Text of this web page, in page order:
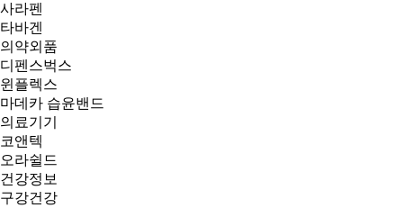
사라펜
타바겐
의약외품
디펜스벅스
윈플렉스
마데카 습윤밴드
의료기기
코앤텍
오라쉴드
건강정보
구강건강